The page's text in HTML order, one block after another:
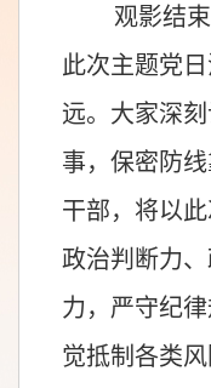
观影结
此次主题党
远。大家深
事，保密防
干部，将以
政治判断力
力，严守纪
觉抵制各类